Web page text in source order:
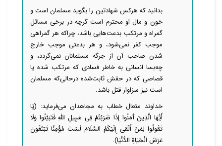
بدانید که هرکس شهادتین را بگوید مسلمان است و
خون و مال او محترم است گرچه در برخی مسائل
گمراه و مرتکب بدعت‌هایی باشد، چراکه هر گمراهی
موجب کفر نمی‌شود، و هر بدعتی موجب خارج
شدن صاحب آن از جرگه مسلمانان نمی‌گردد، و
چه‌بسا انسانی به خاطر فسادی که مرتکب شده یا
قصاصی که در حقش ثابت‌شده درحالی‌که مسلمان
است نیز سزاوار قتل باشد.
خداوند متعال خطاب به مجاهدان می‌فرماید: (یَا
أَیُّهَا الَّذِینَ آَمَنُوا إِذَا ضَرَبْتُمْ فِی سَبِیلِ اللَّهِ فَتَبَیَّنُوا وَلَا
تَقُولُوا لِمَنْ أَلْقَی إِلَیْکُمُ السَّلَامَ لَسْتَ مُؤْمِنًا تَبْتَغُونَ
عَرَضَ الْحَیَاةِ الدُّنْیَا).